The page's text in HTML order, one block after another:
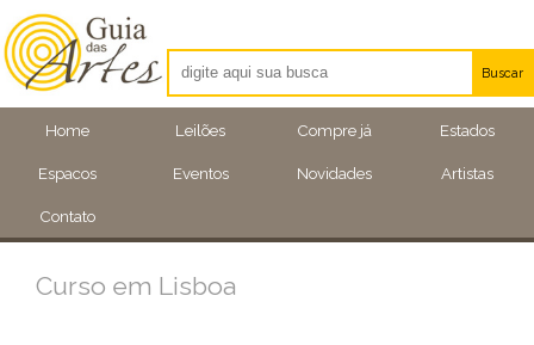
Home Leilões Compre já Estados
Espacos Eventos Novidades Artistas
Contato
Buscar
Artistas
Eventos
Curso em Lisboa